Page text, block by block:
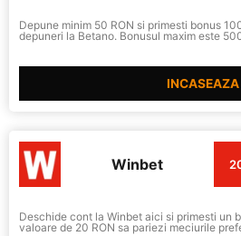
Depune minim 50 RON si primesti bonus
depuneri la Betano. Bonusul maxim este
INCASEAZA
Winbet
Deschide cont la Winbet aici si primesti un
valoare de 20 RON sa pariezi meciurile